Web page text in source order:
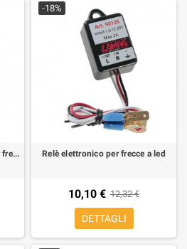
Kit resistenze Mad Doctor per frecce a Led
-18%
Relè elettronico per frecce a led
10,10 € 12,32 €
DETTAGLI